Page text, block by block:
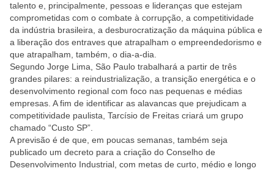
talento e, principalmente, pessoas e lideranças que estejam
comprometidas com o combate à corrupção, a competitividade
da indústria brasileira, a desburocratização da máquina pública e
a liberação dos entraves que atrapalham o empreendedorismo e
que atrapalham, também, o dia-a-dia.
Segundo Jorge Lima, São Paulo trabalhará a partir de três
grandes pilares: a reindustrialização, a transição energética e o
desenvolvimento regional com foco nas pequenas e médias
empresas. A fim de identificar as alavancas que prejudicam a
competitividade paulista, Tarcísio de Freitas criará um grupo
chamado “Custo SP”.
A previsão é de que, em poucas semanas, também seja
publicado um decreto para a criação do Conselho de
Desenvolvimento Industrial, com metas de curto, médio e longo